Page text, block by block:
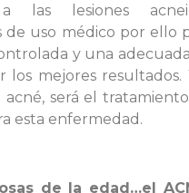
a las lesiones
de uso médico por ello
y una
los mejores resultados.
acné, será el
esta enfermedad.
de la edad…el